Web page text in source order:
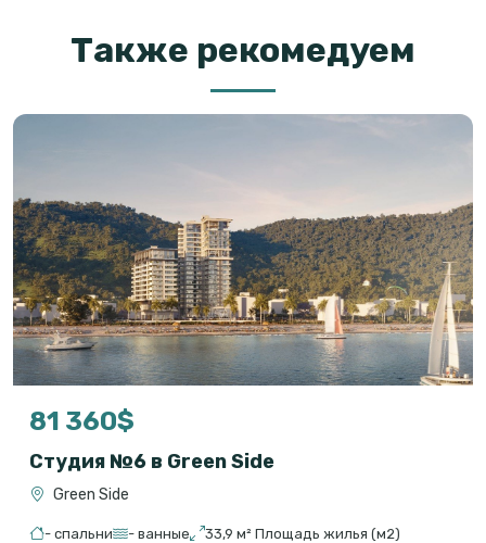
Также рекомедуем
81 360$
Студия №6 в Green Side
Green Side
- спальни - ванные 33,9 м² Площадь жилья (м2)